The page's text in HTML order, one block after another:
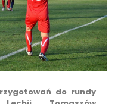
do rundy